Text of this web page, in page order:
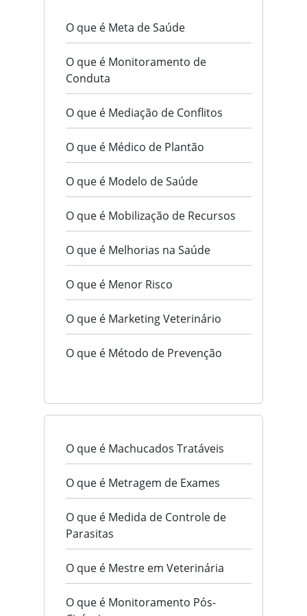
O que é Meta de Saúde
O que é Monitoramento de
Conduta
O que é Mediação de Conflitos
O que é Médico de Plantão
O que é Modelo de Saúde
O que é Mobilização de Recursos
O que é Melhorias na Saúde
O que é Menor Risco
O que é Marketing Veterinário
O que é Método de Prevenção
O que é Machucados Tratáveis
O que é Metragem de Exames
O que é Medida de Controle de
Parasitas
O que é Mestre em Veterinária
O que é Monitoramento Pós-